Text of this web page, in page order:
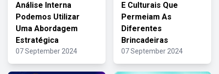
Análise Interna
Podemos Utilizar
Uma Abordagem
Estratégica
07 September 2024
E Culturais Que
Permeiam As
Diferentes
Brincadeiras
07 September 2024